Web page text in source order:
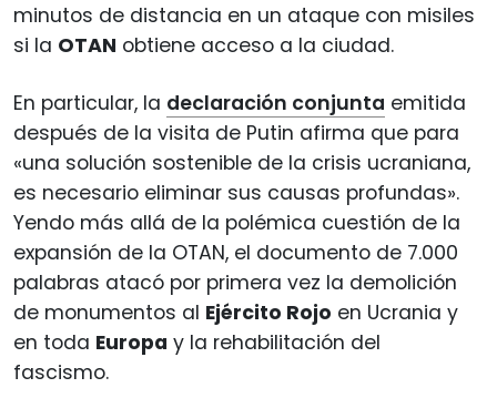
minutos de distancia en un ataque con misiles
si la OTAN obtiene acceso a la ciudad.
En particular, la declaración conjunta emitida
después de la visita de Putin afirma que para
«una solución sostenible de la crisis ucraniana,
es necesario eliminar sus causas profundas».
Yendo más allá de la polémica cuestión de la
expansión de la OTAN, el documento de 7.000
palabras atacó por primera vez la demolición
de monumentos al Ejército Rojo en Ucrania y
en toda Europa y la rehabilitación del
fascismo.